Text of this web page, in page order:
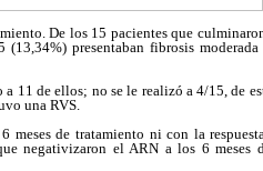
De los 15 pacientes que
presentaban fibrosis
11 de ellos; no se le realizó a 4/15, de
una RVS.
de tratamiento ni con la
negativizaron el ARN a los 6 meses